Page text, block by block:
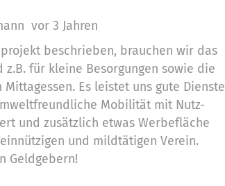
vor 3 Jahren
beschrieben, brauchen wir das
z.B. für kleine Besorgungen sowie die
Es leistet uns gute Dienste
Mobilität mit Nutz-
und zusätzlich etwas Werbefläche
und mildtätigen Verein.
Geldgebern!